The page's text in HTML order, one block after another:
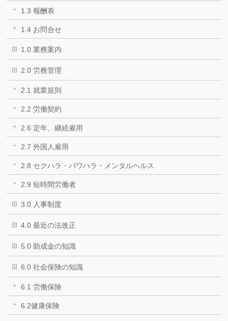
1.3 報酬表
1.4 お問合せ
1.0 業務案内
2.0 労務管理
2.1 就業規則
2.2 労働契約
2.6 定年、継続雇用
2.7 外国人雇用
2.8 セクハラ・パワハラ・メンタルヘルス
2.9 短時間労働者
3.0 人事制度
4.0 最近の法改正
5.0 助成金の知識
6.0 社会保険の知識
6.1 労働保険
6.2健康保険